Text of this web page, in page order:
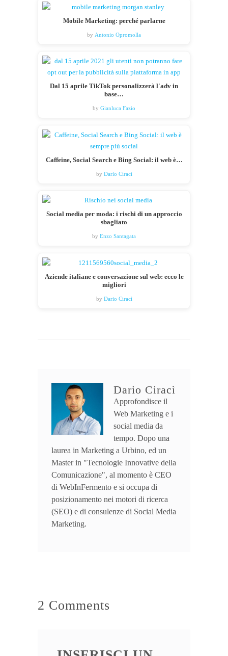
Mobile Marketing: perché parlarne
by Antonio Opromolla
Dal 15 aprile TikTok personalizzerà l'adv in
base…
by Gianluca Fazio
Caffeine, Social Search e Bing Social: il web è…
by Dario Ciracì
Social media per moda: i rischi di un approccio
sbagliato
by Enzo Santagata
Aziende italiane e conversazione sul web: ecco le
migliori
by Dario Ciracì
Dario Ciracì
Approfondisce il
Web Marketing e i
social media da
tempo. Dopo una
laurea in Marketing a Urbino, ed un
Master in "Tecnologie Innovative della
Comunicazione", al momento è CEO
di WebInFermento e si occupa di
posizionamento nei motori di ricerca
(SEO) e di consulenze di Social Media
Marketing.
2 Comments